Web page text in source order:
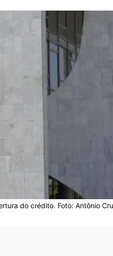
do crédito. Foto: Antônio